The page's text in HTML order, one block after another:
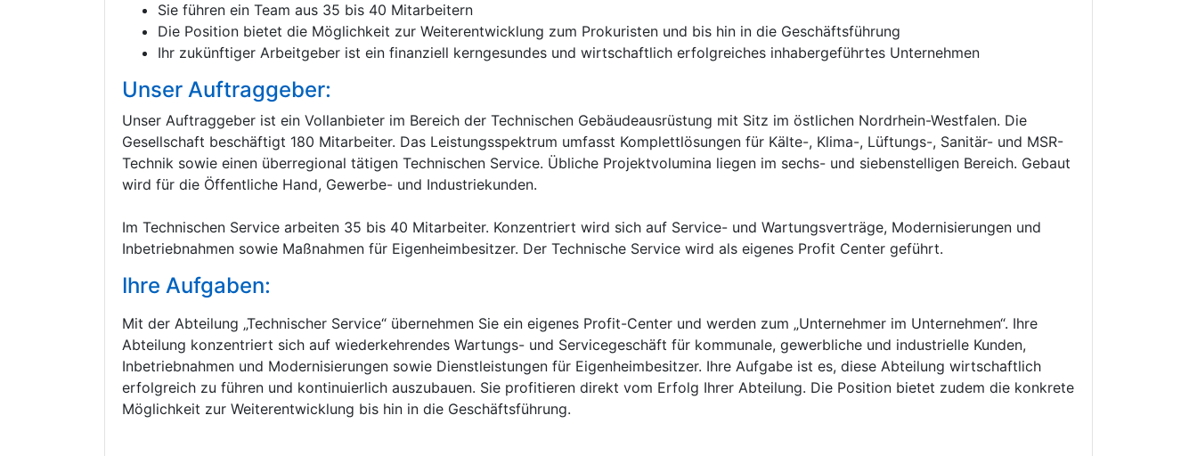
Sie führen ein Team aus 35 bis 40 Mitarbeitern
Die Position bietet die Möglichkeit zur Weiterentwicklung zum Prokuristen und bis hin in die Geschäftsführung
Ihr zukünftiger Arbeitgeber ist ein finanziell kerngesundes und wirtschaftlich erfolgreiches inhabergeführtes Unternehmen
Unser Auftraggeber:
Unser Auftraggeber ist ein Vollanbieter im Bereich der Technischen Gebäudeausrüstung mit Sitz im östlichen Nordrhein-Westfalen. Die
Gesellschaft beschäftigt 180 Mitarbeiter. Das Leistungsspektrum umfasst Komplettlösungen für Kälte-, Klima-, Lüftungs-, Sanitär- und MSR-
Technik sowie einen überregional tätigen Technischen Service. Übliche Projektvolumina liegen im sechs- und siebenstelligen Bereich. Gebaut
wird für die Öffentliche Hand, Gewerbe- und Industriekunden.
Im Technischen Service arbeiten 35 bis 40 Mitarbeiter. Konzentriert wird sich auf Service- und Wartungsverträge, Modernisierungen und
Inbetriebnahmen sowie Maßnahmen für Eigenheimbesitzer. Der Technische Service wird als eigenes Profit Center geführt.
Ihre Aufgaben:
Mit der Abteilung „Technischer Service“ übernehmen Sie ein eigenes Profit-Center und werden zum „Unternehmer im Unternehmen“. Ihre
Abteilung konzentriert sich auf wiederkehrendes Wartungs- und Servicegeschäft für kommunale, gewerbliche und industrielle Kunden,
Inbetriebnahmen und Modernisierungen sowie Dienstleistungen für Eigenheimbesitzer. Ihre Aufgabe ist es, diese Abteilung wirtschaftlich
erfolgreich zu führen und kontinuierlich auszubauen. Sie profitieren direkt vom Erfolg Ihrer Abteilung. Die Position bietet zudem die konkrete
Möglichkeit zur Weiterentwicklung bis hin in die Geschäftsführung.